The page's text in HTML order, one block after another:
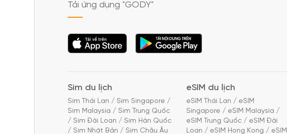
Tải ứng dụng "GODY"
Tải ứng dụng Tải ứng dụng
Sim du lịch
Sim Thái Lan / Sim Singapore /
Sim Malaysia / Sim Trung Quốc
/ Sim Đài Loan / Sim Hàn Quốc
/ Sim Nhật Bản / Sim Châu Âu
eSIM du lịch
eSIM Thái Lan / eSIM
Singapore / eSIM Malaysia /
eSIM Trung Quốc / eSIM Đài
Loan / eSIM Hong Kong / eSIM